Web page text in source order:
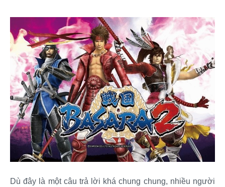
Dù đây là một câu trả lời khá chung chung, nhiều người